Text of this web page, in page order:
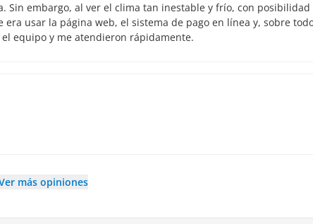
embargo, al ver el clima tan inestable y frío, con posibilidad
usar la página web, el sistema de pago en línea y, sobre
equipo y me atendieron rápidamente.
más opiniones